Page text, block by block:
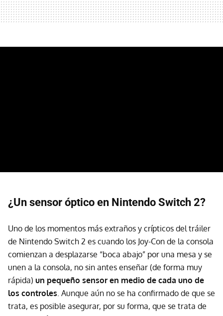
¿Un sensor óptico en Nintendo Switch 2?
Uno de los momentos más extraños y crípticos del tráiler
de Nintendo Switch 2 es cuando los Joy-Con de la consola
comienzan a desplazarse “boca abajo” por una mesa y se
unen a la consola, no sin antes enseñar (de forma muy
rápida) un pequeño sensor en medio de cada uno de
los controles. Aunque aún no se ha confirmado de que se
trata, es posible asegurar, por su forma, que se trata de